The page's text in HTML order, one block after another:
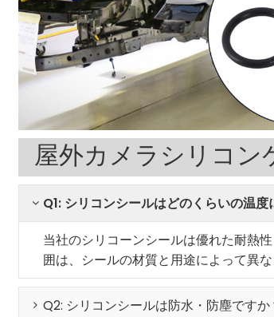
屋外カメラシリコン
Q1: シリコンシールはどのくらいの温
当社のシリコーンシールは優れた耐熱
囲は、シールの材質と用途によって異
Q2: シリコンシールは防水・防塵ですか